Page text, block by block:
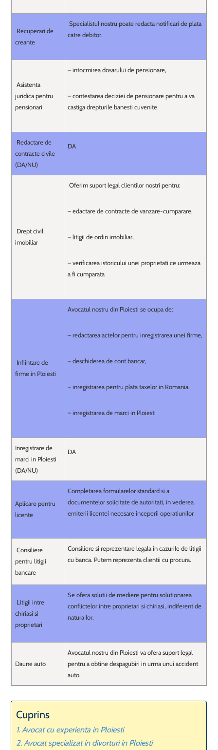
Recuperari de
creante
Specialistul nostru poate redacta notificari de plata
catre debitor.
Asistenta
juridica pentru
pensionari
– intocmirea dosarului de pensionare,
– contestarea deciziei de pensionare pentru a va
castiga drepturile banesti cuvenite
Redactare de
contracte civile
(DA/NU)
DA
Drept civil
imobiliar
Oferim suport legal clientilor nostri pentru:
– edactare de contracte de vanzare-cumparare,
– litigii de ordin imobiliar,
– verificarea istoricului unei proprietati ce urmeaza
a fi cumparata
Infiintare de
firme in Ploiesti
Avocatul nostru din Ploiesti se ocupa de:
– redactarea actelor pentru inregistrarea unei firme,
– deschiderea de cont bancar,
– inregistrarea pentru plata taxelor in Romania,
– inregistrarea de marci in Ploiesti
Inregistrare de
marci in Ploiesti
(DA/NU)
DA
Aplicare pentru
licente
Completarea formularelor standard si a
documentelor solicitate de autoritati, in vederea
emiterii licentei necesare inceperii operatiunilor
Consiliere
pentru litigii
bancare
Consiliere si reprezentare legala in cazurile de litigii
cu banca. Putem reprezenta clientii cu procura.
Litigii intre
chiriasi si
proprietari
Se ofera solutii de mediere pentru solutionarea
conflictelor intre proprietari si chiriasi, indiferent de
natura lor.
Daune auto
Avocatul nostru din Ploiesti va ofera suport legal
pentru a obtine despagubiri in urma unui accident
auto.
Cuprins
Avocat cu experienta in Ploiesti
Avocat specializat in divorturi in Ploiesti